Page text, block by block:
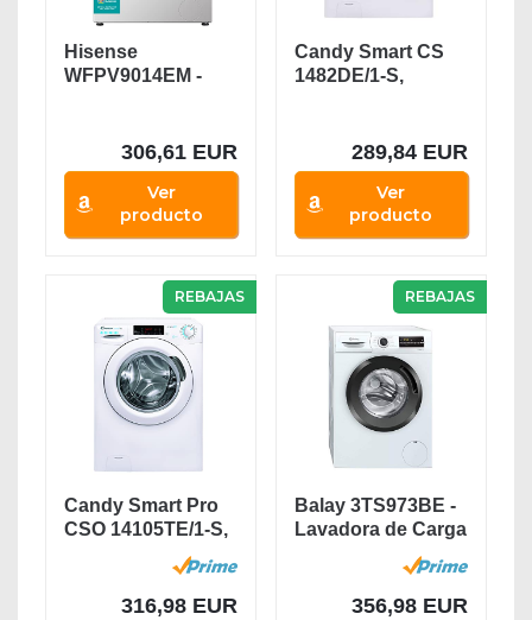
Hisense
WFPV9014EM -
306,61 EUR
Ver
producto
Candy Smart CS
1482DE/1-S,
289,84 EUR
Ver
producto
REBAJAS
Candy Smart Pro
CSO 14105TE/1-S,
Lavadora 10 kg,...
316,98 EUR
REBAJAS
Balay 3TS973BE -
Lavadora de Carga
Frontal, Libre...
356,98 EUR